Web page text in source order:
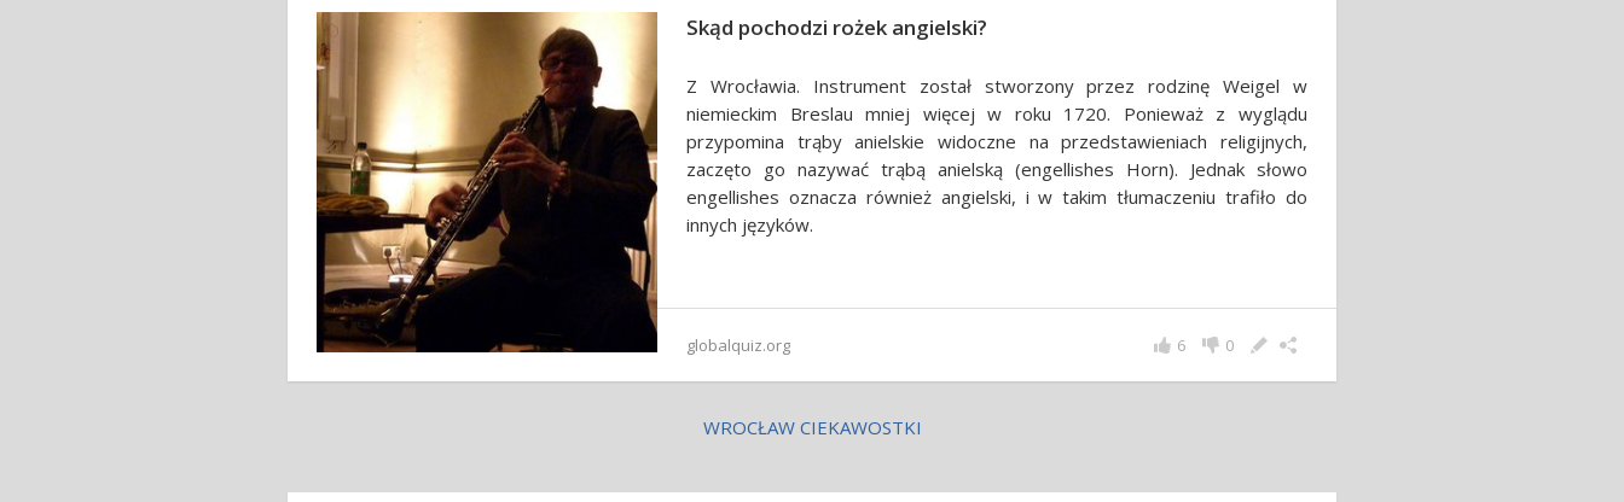
Skąd pochodzi rożek angielski?
Z Wrocławia. Instrument został stworzony przez rodzinę Weigel w
niemieckim Breslau mniej więcej w roku 1720. Ponieważ z wyglądu
przypomina trąby anielskie widoczne na przedstawieniach religijnych,
zaczęto go nazywać trąbą anielską (engellishes Horn). Jednak słowo
engellishes oznacza również angielski, i w takim tłumaczeniu trafiło do
innych języków.
globalquiz.org 0
6
WROCŁAW CIEKAWOSTKI